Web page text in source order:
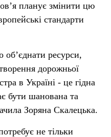
планує змінити цю
стандарти
ресурси,
дорожньої
в Україні - це гідна
бути шанована та
Зоряна Скалецька.
не тільки